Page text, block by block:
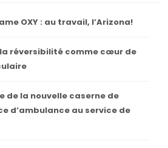
OXY : au travail, l’Arizona!
la réversibilité comme cœur de
de la nouvelle caserne de
d’ambulance au service de